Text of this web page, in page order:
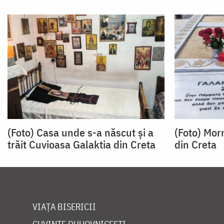
(Foto) Casa unde s-a născut și a
trăit Cuvioasa Galaktia din Creta
(Foto)
din Creta
VIAȚA BISERICII